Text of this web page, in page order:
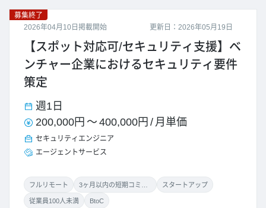
更新日：2026年05月19日
募集終了
2026年04月10日掲載開始
【スポット対応可/セキュリティ支援】ベ
ンチャー企業におけるセキュリティ要件
策定
週1日
200,000円 ～ 400,000円 / 月単価
セキュリティエンジニア
エージェントサービス
フルリモート スタートアップ
従業員100人未満 BtoC